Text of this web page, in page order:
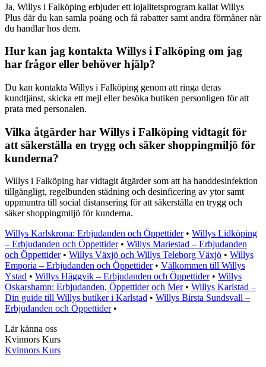
Ja, Willys i Falköping erbjuder ett lojalitetsprogram kallat Willys
Plus där du kan samla poäng och få rabatter samt andra förmåner när
du handlar hos dem.
Hur kan jag kontakta Willys i Falköping om jag
har frågor eller behöver hjälp?
Du kan kontakta Willys i Falköping genom att ringa deras
kundtjänst, skicka ett mejl eller besöka butiken personligen för att
prata med personalen.
Vilka åtgärder har Willys i Falköping vidtagit för
att säkerställa en trygg och säker shoppingmiljö för
kunderna?
Willys i Falköping har vidtagit åtgärder som att ha handdesinfektion
tillgängligt, regelbunden städning och desinficering av ytor samt
uppmuntra till social distansering för att säkerställa en trygg och
säker shoppingmiljö för kunderna.
Willys Karlskrona: Erbjudanden och Öppettider• Willys Lidköping
– Erbjudanden och Öppettider• Willys Mariestad – Erbjudanden
och Öppettider• Willys Växjö och Willys Teleborg Växjö • Willys
Emporia – Erbjudanden och Öppettider• Välkommen till Willys
Ystad • Willys Häggvik – Erbjudanden och Öppettider• Willys
Oskarshamn: Erbjudanden, Öppettider och Mer• Willys Karlstad –
Din guide till Willys butiker i Karlstad • Willys Birsta Sundsvall –
Erbjudanden och Öppettider•
Lär känna oss
Kvinnors Kurs
Kvinnors Kurs